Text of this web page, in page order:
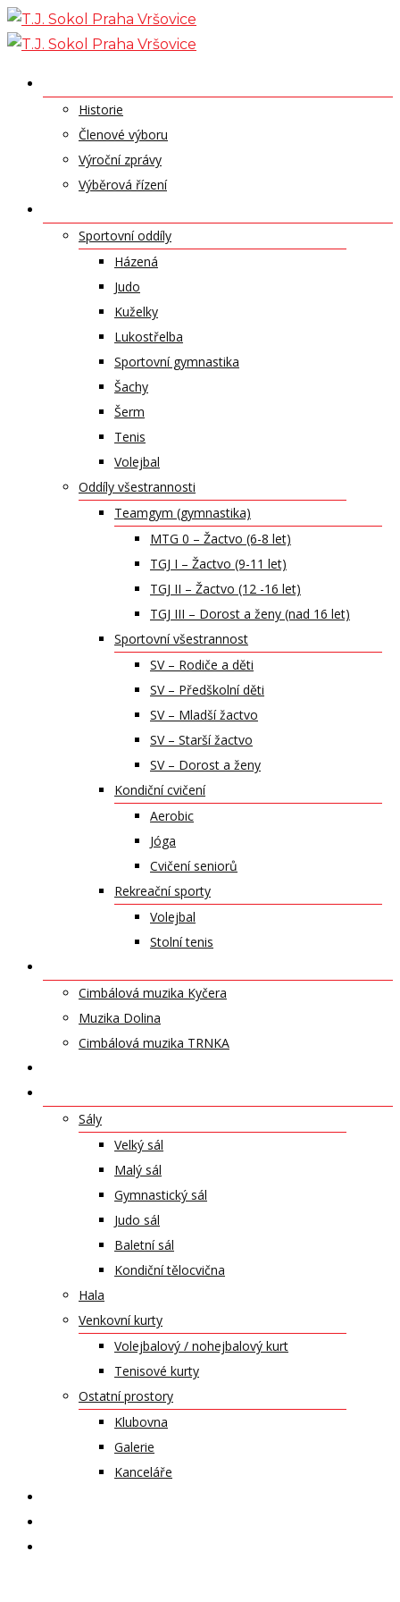
Skip
to
Historie
Členové výboru
Výroční zprávy
Výběrová řízení
Sportovní oddíly
Házená
Judo
Kuželky
Lukostřelba
Sportovní gymnastika
Šachy
Šerm
Tenis
Volejbal
Oddíly všestrannosti
Teamgym (gymnastika)
MTG 0 – Žactvo (6-8 let)
TGJ I – Žactvo (9-11 let)
TGJ II – Žactvo (12 -16 let)
TGJ III – Dorost a ženy (nad 16 let)
Sportovní všestrannost
SV – Rodiče a děti
SV – Předškolní děti
SV – Mladší žactvo
SV – Starší žactvo
SV – Dorost a ženy
Kondiční cvičení
Aerobic
Jóga
Cvičení seniorů
Rekreační sporty
Volejbal
Stolní tenis
Cimbálová muzika Kyčera
Muzika Dolina
Cimbálová muzika TRNKA
Sály
Velký sál
Malý sál
Gymnastický sál
Judo sál
Baletní sál
Kondiční tělocvična
Hala
Venkovní kurty
Volejbalový / nohejbalový kurt
Tenisové kurty
Ostatní prostory
Klubovna
Galerie
Kanceláře